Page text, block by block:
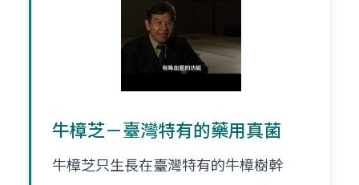
牛樟芝－臺灣特有的藥用真菌
牛樟芝只生長在臺灣特有的牛樟樹幹